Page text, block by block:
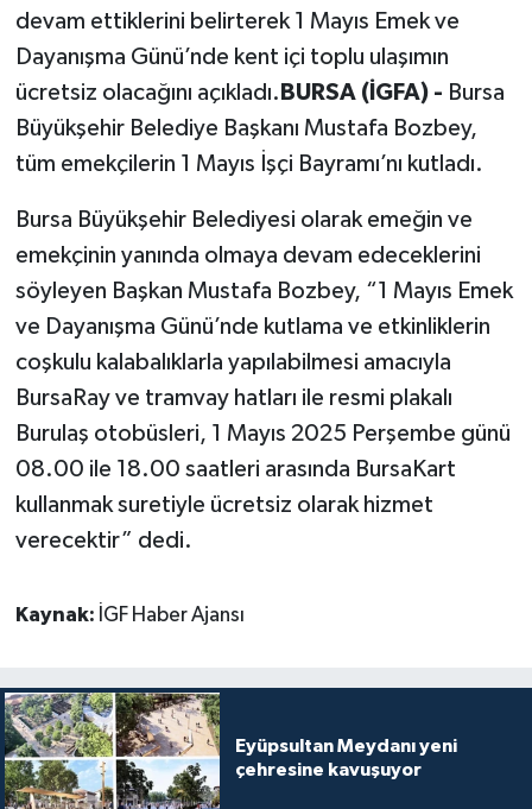
devam ettiklerini belirterek 1 Mayıs Emek ve
Dayanışma Günü’nde kent içi toplu ulaşımın
ücretsiz olacağını açıkladı. BURSA (İGFA) - Bursa
Büyükşehir Belediye Başkanı Mustafa Bozbey,
tüm emekçilerin 1 Mayıs İşçi Bayramı’nı kutladı.
Bursa Büyükşehir Belediyesi olarak emeğin ve
emekçinin yanında olmaya devam edeceklerini
söyleyen Başkan Mustafa Bozbey, “1 Mayıs Emek
ve Dayanışma Günü’nde kutlama ve etkinliklerin
coşkulu kalabalıklarla yapılabilmesi amacıyla
BursaRay ve tramvay hatları ile resmi plakalı
Burulaş otobüsleri, 1 Mayıs 2025 Perşembe günü
08.00 ile 18.00 saatleri arasında BursaKart
kullanmak suretiyle ücretsiz olarak hizmet
verecektir” dedi.
Kaynak: İGF Haber Ajansı
Eyüpsultan Meydanı yeni
çehresine kavuşuyor